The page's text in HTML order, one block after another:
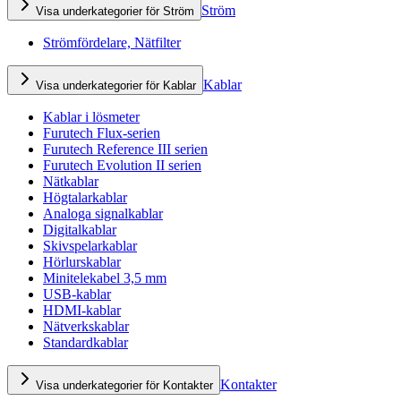
Visa underkategorier för Ström Ström
Strömfördelare, Nätfilter
Visa underkategorier för Kablar Kablar
Kablar i lösmeter
Furutech Flux-serien
Furutech Reference III serien
Furutech Evolution II serien
Nätkablar
Högtalarkablar
Analoga signalkablar
Digitalkablar
Skivspelarkablar
Hörlurskablar
Minitelekabel 3,5 mm
USB-kablar
HDMI-kablar
Nätverkskablar
Standardkablar
Visa underkategorier för Kontakter Kontakter